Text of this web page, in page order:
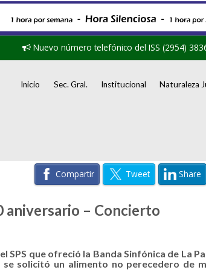
Nuevo número telefónico del ISS (2954)
Inicio Sec. Gral. Institucional Naturaleza
Compartir Tweet Share
aniversario – Concierto
que ofreció la Banda Sinfónica de La
solicitó un alimento no perecedero de